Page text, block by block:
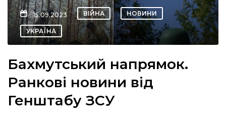
15.09.2023 ВІЙНА НОВИНИ
УКРАЇНА
Бахмутський напрямок.
Ранкові новини від
Генштабу ЗСУ